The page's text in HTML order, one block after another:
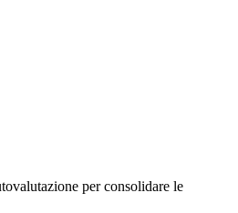
per consolidare le